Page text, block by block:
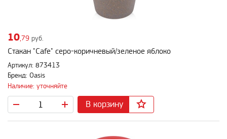
10 ,79 руб.
Стакан "Cafe" серо-коричневый/зеленое яблоко
Артикул: 873413
Бренд: Oasis
Наличие: уточняйте
В корзину